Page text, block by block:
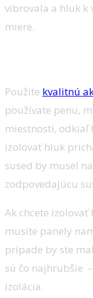
vibrovala a hluk k
miere.
Použite kvalitnú
používate penu,
miestnosti, odkiaľ
izolovať hluk
sused by musel
zodpovedajúcu
Ak chcete
musíte panely
prípade by ste
sú čo najhrubšie
izolácia.